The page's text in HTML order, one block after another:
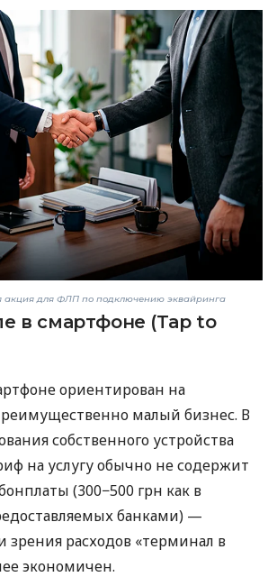
акция для ФЛП по подключению эквайринга
в смартфоне (Tap to
ориентирован на
малый бизнес. В
собственного устройства
на услугу обычно не содержит
(300−500 грн как в
банками) —
зрения расходов «терминал в
экономичен.